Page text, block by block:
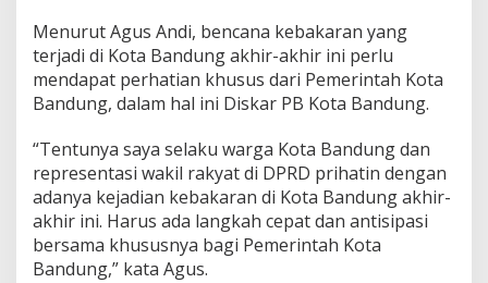
a
w
a
n
a
r
u
s
A
d
Menurut Agus Andi, bencana kebakaran yang
terjadi di Kota Bandung akhir-akhir ini perlu
mendapat perhatian khusus dari Pemerintah Kota
Bandung, dalam hal ini Diskar PB Kota Bandung.
“Tentunya saya selaku warga Kota Bandung dan
representasi wakil rakyat di DPRD prihatin dengan
adanya kejadian kebakaran di Kota Bandung akhir-
akhir ini. Harus ada langkah cepat dan antisipasi
bersama khususnya bagi Pemerintah Kota
Bandung,” kata Agus.